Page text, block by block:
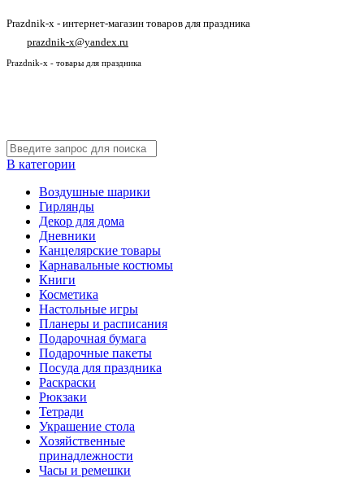
Prazdnik-x - интернет-магазин товаров для праздника
prazdnik-x@yandex.ru
Prazdnik-x - товары для праздника
В категории
Воздушные шарики
Гирлянды
Декор для дома
Дневники
Канцелярские товары
Карнавальные костюмы
Книги
Косметика
Настольные игры
Планеры и расписания
Подарочная бумага
Подарочные пакеты
Посуда для праздника
Раскраски
Рюкзаки
Тетради
Украшение стола
Хозяйственные
принадлежности
Часы и ремешки